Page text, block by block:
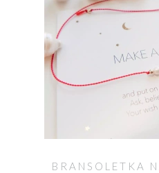
BRANSOLETKA